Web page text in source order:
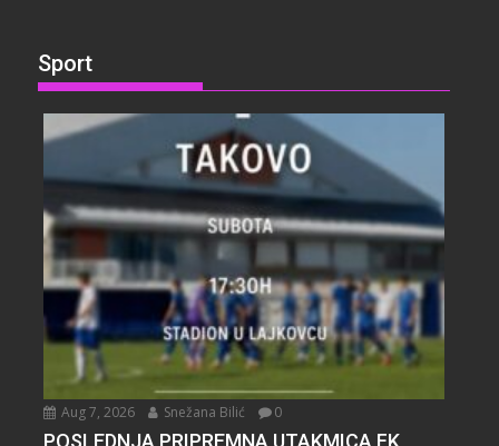
Sport
Aug 7, 2026 Snežana Bilić 0
POSLEDNJA PRIPREMNA UTAKMICA FK